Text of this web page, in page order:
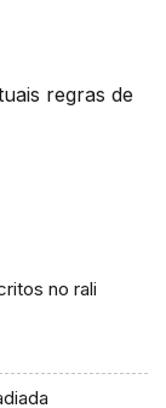
regras de
no rali